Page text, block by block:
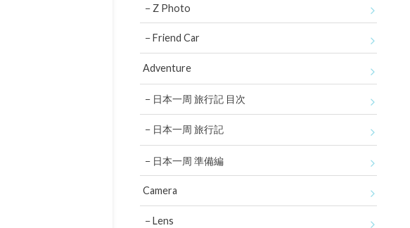
Z Photo
Friend Car
Adventure
日本一周 旅行記 目次
日本一周 旅行記
日本一周 準備編
Camera
Lens